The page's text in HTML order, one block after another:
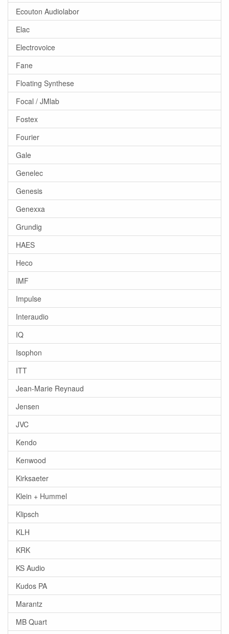
Ecouton Audiolabor
Elac
Electrovoice
Fane
Floating Synthese
Focal / JMlab
Fostex
Fourier
Gale
Genelec
Genesis
Genexxa
Grundig
HAES
Heco
IMF
Impulse
Interaudio
IQ
Isophon
ITT
Jean-Marie Reynaud
Jensen
JVC
Kendo
Kenwood
Kirksaeter
Klein + Hummel
Klipsch
KLH
KRK
KS Audio
Kudos PA
Marantz
MB Quart